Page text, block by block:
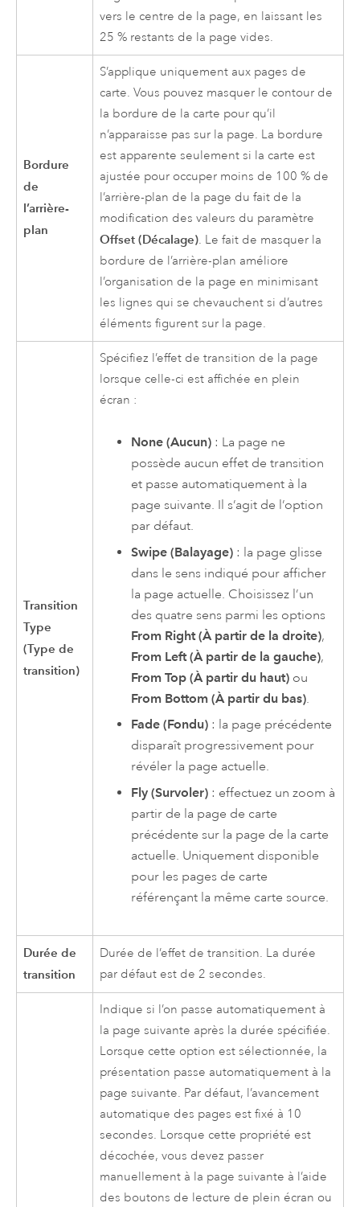
vers le centre de la page, en laissant les
25 % restants de la page vides.
Bordure
de
l’arrière-
plan
S’applique uniquement aux pages de
carte. Vous pouvez masquer le contour de
la bordure de la carte pour qu’il
n’apparaisse pas sur la page. La bordure
est apparente seulement si la carte est
ajustée pour occuper moins de 100 % de
l’arrière-plan de la page du fait de la
modification des valeurs du paramètre
Offset (Décalage). Le fait de masquer la
bordure de l’arrière-plan améliore
l’organisation de la page en minimisant
les lignes qui se chevauchent si d’autres
éléments figurent sur la page.
Transition
Type
(Type de
transition)
Spécifiez l’effet de transition de la page
lorsque celle-ci est affichée en plein
écran :
None (Aucun) : La page ne
possède aucun effet de transition
et passe automatiquement à la
page suivante. Il s’agit de l’option
par défaut.
Swipe (Balayage) : la page glisse
dans le sens indiqué pour afficher
la page actuelle. Choisissez l’un
des quatre sens parmi les options
From Right (À partir de la droite),
From Left (À partir de la gauche),
From Top (À partir du haut) ou
From Bottom (À partir du bas).
Fade (Fondu) : la page précédente
disparaît progressivement pour
révéler la page actuelle.
Fly (Survoler) : effectuez un zoom à
partir de la page de carte
précédente sur la page de la carte
actuelle. Uniquement disponible
pour les pages de carte
référençant la même carte source.
Durée de
transition
Durée de l’effet de transition. La durée
par défaut est de 2 secondes.
Indique si l’on passe automatiquement à
la page suivante après la durée spécifiée.
Lorsque cette option est sélectionnée, la
présentation passe automatiquement à la
page suivante. Par défaut, l’avancement
automatique des pages est fixé à 10
secondes. Lorsque cette propriété est
décochée, vous devez passer
manuellement à la page suivante à l’aide
des boutons de lecture de plein écran ou